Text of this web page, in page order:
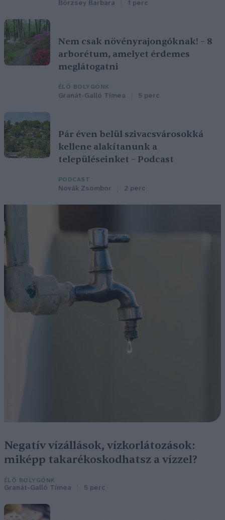
Börzsey Barbara 1 perc
Nem csak növényrajongóknak! – 8
arborétum, amelyet érdemes
meglátogatni
ÉLŐ BOLYGÓNK
Granát-Galló Tímea 5 perc
Pár éven belül szivacsvárosokká
kellene alakítanunk a
településeinket – Podcast
PODCAST
Novák Zsombor 2 perc
Negatív vízállások, vízkorlátozások:
miképp takarékoskodhatsz a vízzel?
ÉLŐ BOLYGÓNK
Granát-Galló Tímea 5 perc